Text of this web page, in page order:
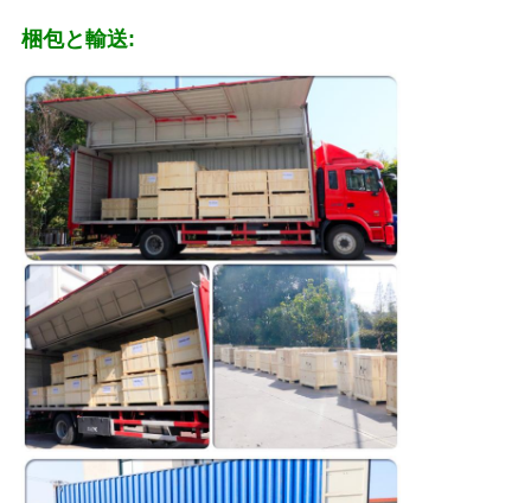
積
依
頼
地
図
PRIVACY
POLICY
梱包と輸送: